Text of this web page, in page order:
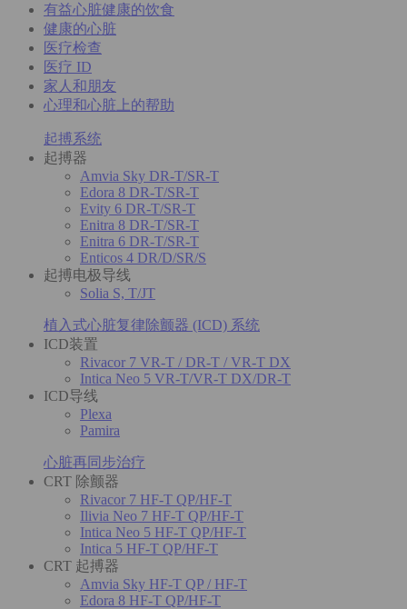
有益心脏健康的饮食
健康的心脏
医疗检查
医疗 ID
家人和朋友
心理和心脏上的帮助
起搏系统
起搏器
Amvia Sky DR-T/SR-T
Edora 8 DR-T/SR-T
Evity 6 DR-T/SR-T
Enitra 8 DR-T/SR-T
Enitra 6 DR-T/SR-T
Enticos 4 DR/D/SR/S
起搏电极导线
Solia S, T/JT
植入式心脏复律除颤器 (ICD) 系统
ICD装置
Rivacor 7 VR-T / DR-T / VR-T DX
Intica Neo 5 VR-T/VR-T DX/DR-T
ICD导线
Plexa
Pamira
心脏再同步治疗
CRT 除颤器
Rivacor 7 HF-T QP/HF-T
Ilivia Neo 7 HF-T QP/HF-T
Intica Neo 5 HF-T QP/HF-T
Intica 5 HF-T QP/HF-T
CRT 起搏器
Amvia Sky HF-T QP / HF-T
Edora 8 HF-T QP/HF-T